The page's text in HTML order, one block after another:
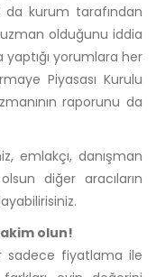
da kurum tarafından
uzman olduğunu iddia
yaptığı yorumlara her
Piyasası Kurulu
raporunu da
emlakçı, danışman
diğer aracıların
olun!
sadece fiyatlama ile